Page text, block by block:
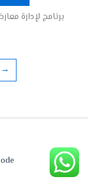
برنامج لإدارة
→